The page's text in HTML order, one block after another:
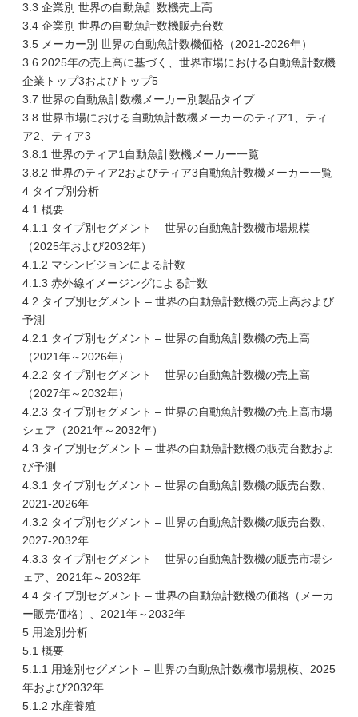
3.3 企業別 世界の自動魚計数機売上高
3.4 企業別 世界の自動魚計数機販売台数
3.5 メーカー別 世界の自動魚計数機価格（2021-2026年）
3.6 2025年の売上高に基づく、世界市場における自動魚計数機
企業トップ3およびトップ5
3.7 世界の自動魚計数機メーカー別製品タイプ
3.8 世界市場における自動魚計数機メーカーのティア1、ティ
ア2、ティア3
3.8.1 世界のティア1自動魚計数機メーカー一覧
3.8.2 世界のティア2およびティア3自動魚計数機メーカー一覧
4 タイプ別分析
4.1 概要
4.1.1 タイプ別セグメント – 世界の自動魚計数機市場規模
（2025年および2032年）
4.1.2 マシンビジョンによる計数
4.1.3 赤外線イメージングによる計数
4.2 タイプ別セグメント – 世界の自動魚計数機の売上高および
予測
4.2.1 タイプ別セグメント – 世界の自動魚計数機の売上高
（2021年～2026年）
4.2.2 タイプ別セグメント – 世界の自動魚計数機の売上高
（2027年～2032年）
4.2.3 タイプ別セグメント – 世界の自動魚計数機の売上高市場
シェア（2021年～2032年）
4.3 タイプ別セグメント – 世界の自動魚計数機の販売台数およ
び予測
4.3.1 タイプ別セグメント – 世界の自動魚計数機の販売台数、
2021-2026年
4.3.2 タイプ別セグメント – 世界の自動魚計数機の販売台数、
2027-2032年
4.3.3 タイプ別セグメント – 世界の自動魚計数機の販売市場シ
ェア、2021年～2032年
4.4 タイプ別セグメント – 世界の自動魚計数機の価格（メーカ
ー販売価格）、2021年～2032年
5 用途別分析
5.1 概要
5.1.1 用途別セグメント – 世界の自動魚計数機市場規模、2025
年および2032年
5.1.2 水産養殖